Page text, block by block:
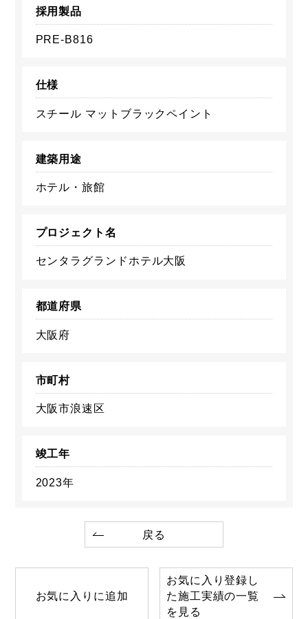
採用製品
PRE-B816
仕様
スチール マットブラックペイント
建築用途
ホテル・旅館
プロジェクト名
センタラグランドホテル大阪
都道府県
大阪府
市町村
大阪市浪速区
竣工年
2023年
戻る
お気に入りに追加
お気に入り登録し
た施工実績の一覧
を見る